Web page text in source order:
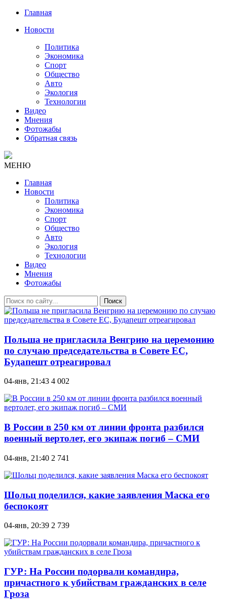
Главная
Новости
Политика
Экономика
Спорт
Общество
Авто
Экология
Технологии
Видео
Мнения
Фотожабы
Обратная связь
МЕНЮ
Главная
Новости
Политика
Экономика
Спорт
Общество
Авто
Экология
Технологии
Видео
Мнения
Фотожабы
Поиск
Польша не пригласила Венгрию на церемонию
по случаю председательства в Совете ЕС,
Будапешт отреагировал
04-янв, 21:43 4 002
В России в 250 км от линии фронта разбился
военный вертолет, его экипаж погиб – СМИ
04-янв, 21:40 2 741
Шольц поделился, какие заявления Маска его
беспокоят
04-янв, 20:39 2 739
ГУР: На России подорвали командира,
причастного к убийствам гражданских в селе
Гроза